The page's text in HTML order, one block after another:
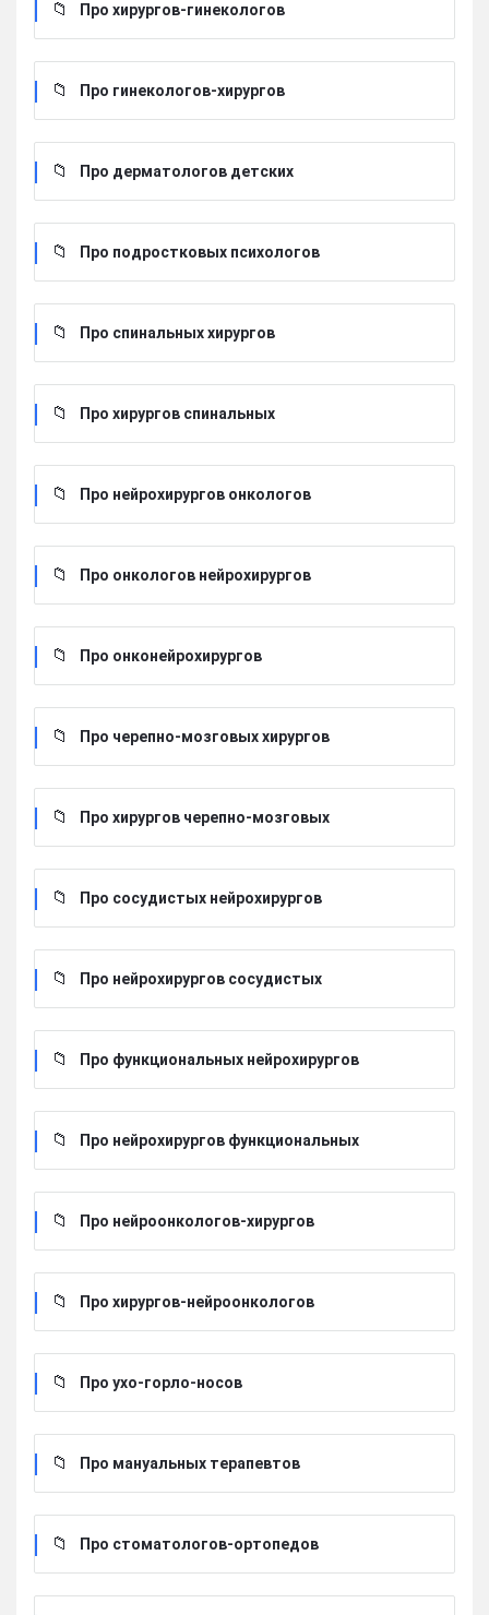
Про хирургов-гинекологов
Про гинекологов-хирургов
Про дерматологов детских
Про подростковых психологов
Про спинальных хирургов
Про хирургов cпинальных
Про нейрохирургов онкологов
Про онкологов нейрохирургов
Про онконейрохирургов
Про черепно-мозговых хирургов
Про хирургов черепно-мозговых
Про сосудистых нейрохирургов
Про нейрохирургов сосудистых
Про функциональных нейрохирургов
Про нейрохирургов функциональных
Про нейроонкологов-хирургов
Про хирургов-нейроонкологов
Про ухо-горло-носов
Про мануальных терапевтов
Про стоматологов-ортопедов